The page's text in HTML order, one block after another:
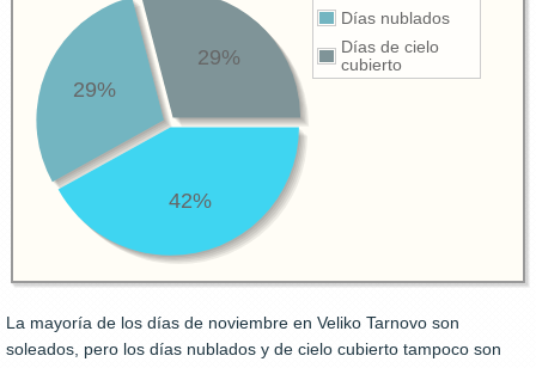
Días nublados
Días de cielo
cubierto
42%
29%
29%
La mayoría de los días de noviembre en Veliko Tarnovo son
soleados, pero los días nublados y de cielo cubierto tampoco son